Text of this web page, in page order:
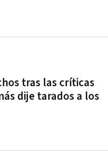
tras las críticas
dije tarados a los